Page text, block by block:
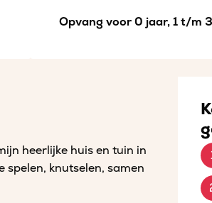
Opvang voor 0 jaar, 1 t/m
heerlijke huis en tuin in
spelen, knutselen, samen